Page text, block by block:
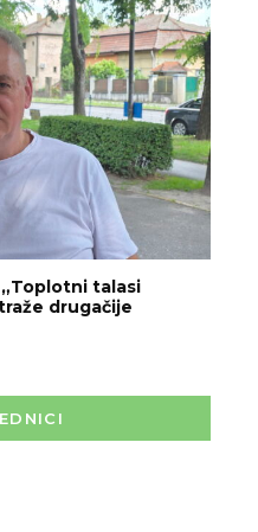
talasi
drugačije